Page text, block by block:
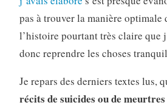
pas à trouver la manière optimale
l’histoire pourtant très claire que
donc reprendre les choses
Je repars des derniers textes lus,
récits de suicides ou de meurtres